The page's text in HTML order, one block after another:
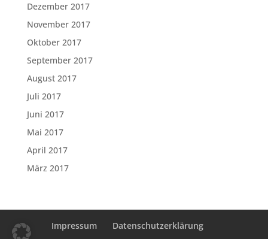
Dezember 2017
November 2017
Oktober 2017
September 2017
August 2017
Juli 2017
Juni 2017
Mai 2017
April 2017
März 2017
Impressum Datenschutzerklärung